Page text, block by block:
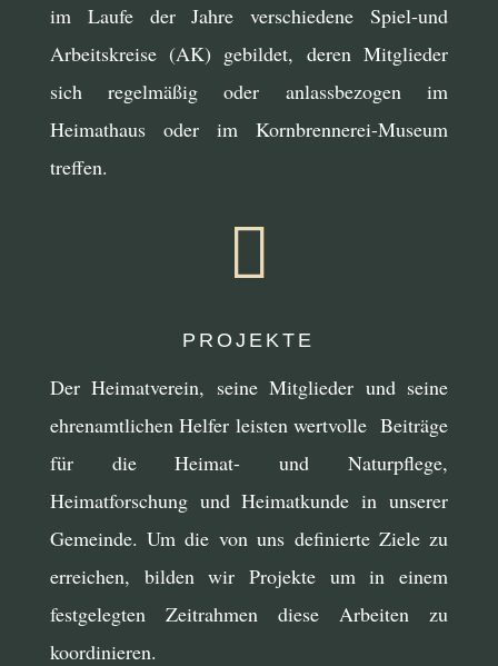
im Laufe der Jahre verschiedene Spiel-und
Arbeitskreise (AK) gebildet, deren Mitglieder
sich regelmäßig oder anlassbezogen im
Heimathaus oder im Kornbrennerei-Museum
treffen.

PROJEKTE
Der Heimatverein, seine Mitglieder und seine
ehrenamtlichen Helfer leisten wertvolle Beiträge
für die Heimat- und Naturpflege,
Heimatforschung und Heimatkunde in unserer
Gemeinde. Um die von uns definierte Ziele zu
erreichen, bilden wir Projekte um in einem
festgelegten Zeitrahmen diese Arbeiten zu
koordinieren.